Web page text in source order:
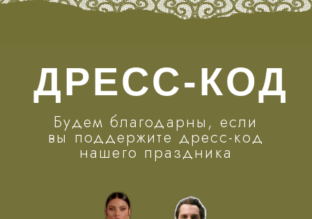
ДЕТАЛИ
Свои тёплые слова и пожелания
приносите в сердцах, а подарки —
Не переживайте, мы не будем вызывать
гостей говорить тосты. Во время нашей
свадьбы будет действовать «открытый